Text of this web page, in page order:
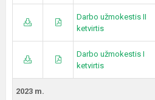
Darbo užmokestis II
ketvirtis
Darbo užmokestis I
ketvirtis
2023 m.